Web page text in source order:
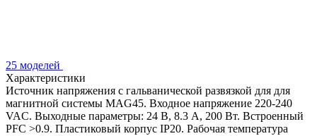
25 моделей
Характеристики
Источник напряжения с гальванической развязкой для для
магнитной системы MAG45. Входное напряжение 220-240
VAC. Выходные параметры: 24 В, 8.3 А, 200 Вт. Встроенный
PFC >0.9. Пластиковый корпус IP20. Рабочая температура